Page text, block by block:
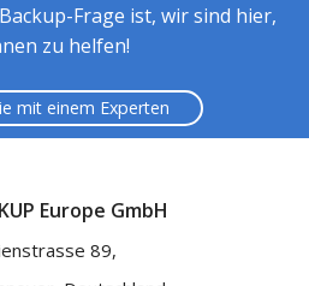
Frage ist, wir sind hier,
zu helfen!
mit einem Experten
Europe GmbH
89,